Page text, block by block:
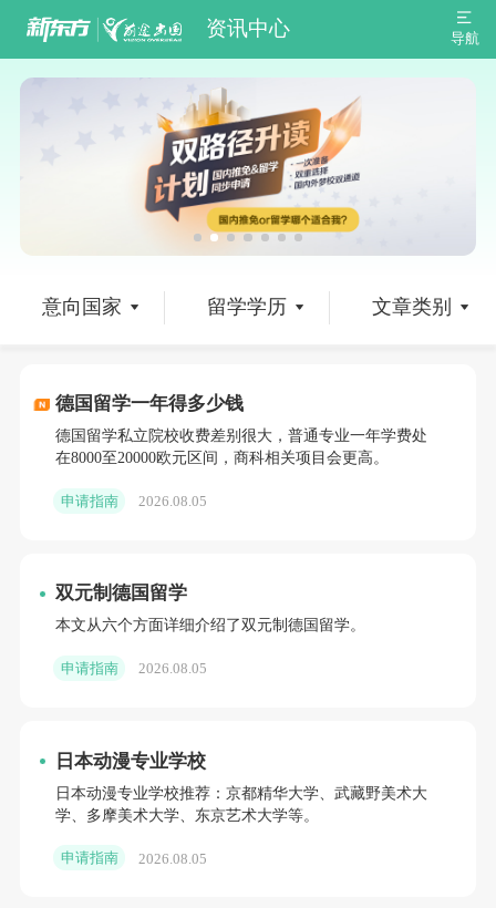
资讯中心 导航
意向国家 留学学历 文章类别
德国留学一年得多少钱
德国留学私立院校收费差别很大，普通专业一年学费处
在8000至20000欧元区间，商科相关项目会更高。
申请指南 2026.08.05
双元制德国留学
本文从六个方面详细介绍了双元制德国留学。
申请指南 2026.08.05
日本动漫专业学校
日本动漫专业学校推荐：京都精华大学、武藏野美术大
学、多摩美术大学、东京艺术大学等。
申请指南 2026.08.05